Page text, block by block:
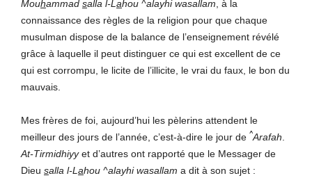
Mouhammad salla l-L ahou ^alayhi wasallam , à la
connaissance des règles de la religion pour que chaque
musulman dispose de la balance de l’enseignement révélé
grâce à laquelle il peut distinguer ce qui est excellent de ce
qui est corrompu, le licite de l’illicite, le vrai du faux, le bon du
mauvais.
Mes frères de foi, aujourd’hui les pèlerins attendent le
meilleur des jours de l’année, c’est-à-dire le jour de ^Arafah
At-Tirmidhiyyet d’autres ont rapporté que le Messager de
Dieu salla l-L ahou ^alayhi wasallam a dit à son sujet :